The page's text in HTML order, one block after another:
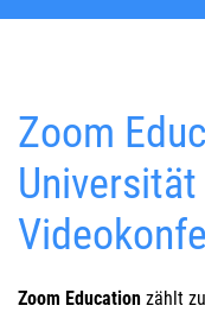
Zoom
Zoom Education zählt